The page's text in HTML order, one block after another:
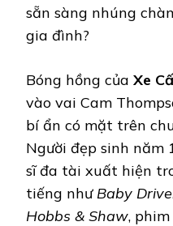
sẵn sàng nhúng
gia đình?
Bóng hồng của Xe
vào vai Cam
bí ẩn có mặt trên
Người đẹp sinh năm
sĩ đa tài xuất hiện
tiếng như Baby
Hobbs & Shaw,